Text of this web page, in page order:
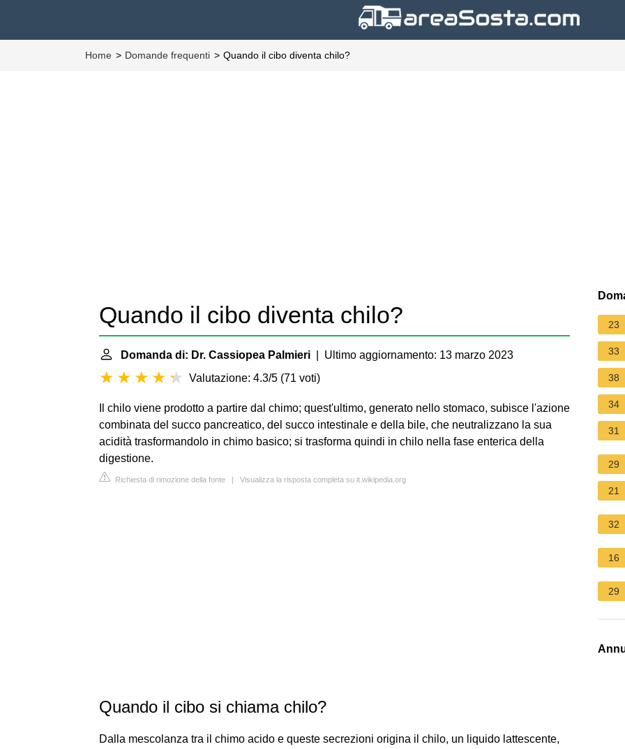
Home Domande frequenti Quando il cibo diventa chilo?
Quando il cibo diventa chilo?
Domanda di: Dr. Cassiopea Palmieri | Ultimo aggiornamento: 13 marzo 2023
Valutazione: 4.3/5 (71 voti)
Il chilo viene prodotto a partire dal chimo; quest'ultimo, generato nello stomaco, subisce l'azione
combinata del succo pancreatico, del succo intestinale e della bile, che neutralizzano la sua
acidità trasformandolo in chimo basico; si trasforma quindi in chilo nella fase enterica della
digestione.
Richiesta di rimozione della fonte | Visualizza la risposta completa su it.wikipedia.org
Quando il cibo si chiama chilo?
Dalla mescolanza tra il chimo acido e queste secrezioni origina il chilo, un liquido lattescente,
23
33
38
34
31
29
21
32
16
29